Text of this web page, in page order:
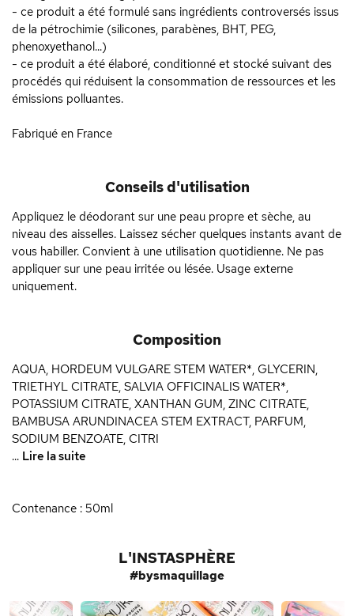
- ce produit a été formulé sans ingrédients controversés issus
de la pétrochimie (silicones, parabènes, BHT, PEG,
phenoxyethanol...)
- ce produit a été élaboré, conditionné et stocké suivant des
procédés qui réduisent la consommation de ressources et les
émissions polluantes.
Fabriqué en France
Conseils d'utilisation
Appliquez le déodorant sur une peau propre et sèche, au
niveau des aisselles. Laissez sécher quelques instants avant de
vous habiller. Convient à une utilisation quotidienne. Ne pas
appliquer sur une peau irritée ou lésée. Usage externe
uniquement.
Composition
AQUA, HORDEUM VULGARE STEM WATER*, GLYCERIN,
TRIETHYL CITRATE, SALVIA OFFICINALIS WATER*,
POTASSIUM CITRATE, XANTHAN GUM, ZINC CITRATE,
BAMBUSA ARUNDINACEA STEM EXTRACT, PARFUM,
SODIUM BENZOATE, CITRI
... Lire la suite
Contenance : 50ml
L'INSTASPHÈRE
#bysmaquillage